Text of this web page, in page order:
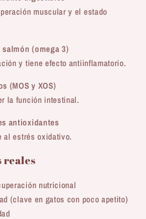
muscular y el estado
(omega 3)
y tiene efecto antiinflamatorio.
(MOS y XOS)
la función intestinal.
antioxidantes
al estrés oxidativo.
reales
nutricional
(clave en gatos con poco apetito)